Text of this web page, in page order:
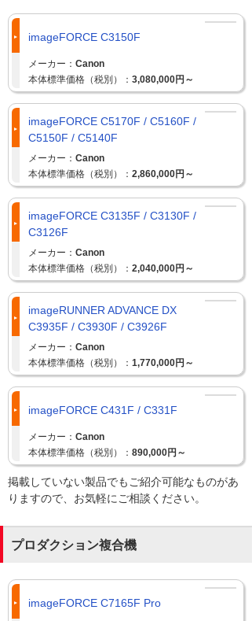
imageFORCE C3150F
メーカー： Canon
本体標準価格（税別）： 3,080,000円～
imageFORCE C5170F / C5160F /
C5150F / C5140F
メーカー： Canon
本体標準価格（税別）： 2,860,000円～
imageFORCE C3135F / C3130F /
C3126F
メーカー： Canon
本体標準価格（税別）： 2,040,000円～
imageRUNNER ADVANCE DX
C3935F / C3930F / C3926F
メーカー： Canon
本体標準価格（税別）： 1,770,000円～
imageFORCE C431F / C331F
メーカー： Canon
本体標準価格（税別）： 890,000円～
掲載していない製品でもご紹介可能なものがあ
りますので、お気軽にご相談ください。
プロダクション複合機
imageFORCE C7165F Pro